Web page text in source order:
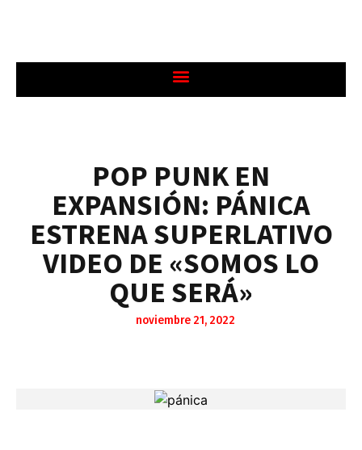
POP PUNK EN
EXPANSIÓN: PÁNICA
ESTRENA SUPERLATIVO
VIDEO DE «SOMOS LO
QUE SERÁ»
noviembre 21, 2022